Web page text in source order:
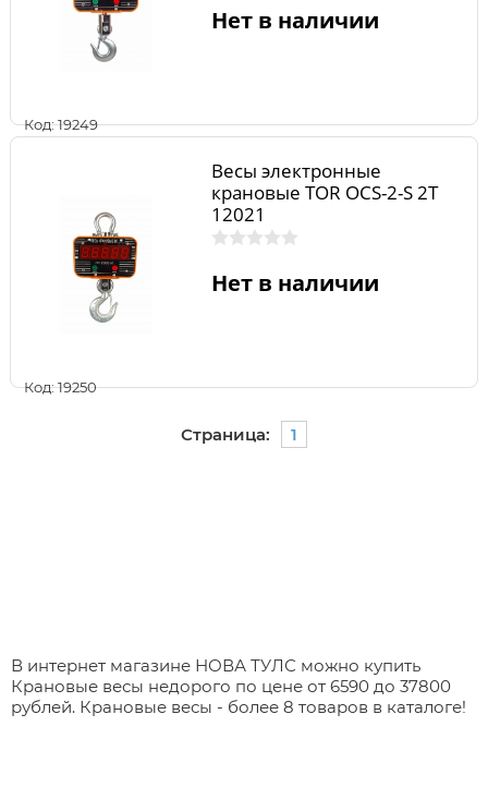
Код: 19249
Нет в наличии
Код: 19250
Весы электронные
крановые TOR OCS-2-S 2Т
12021
Нет в наличии
Страница: 1
В интернет магазине НОВА ТУЛС можно купить
Крановые весы недорого по цене от 6590 до 37800
рублей. Крановые весы - более 8 товаров в каталоге!